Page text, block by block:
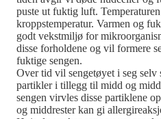
puste ut fuktig luft.
kroppstemperatur. Varmen og
godt vekstmiljø for
disse forholdene og vil formere
fuktige sengen.
Over tid vil sengetøyet i seg selv
partikler i tillegg til midd og
sengen virvles disse partiklene
og middrester kan gi